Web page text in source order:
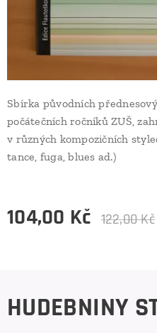
Sbírka původních
počátečních ročníků ZUŠ,
v různých kompozičních
tance, fuga, blues ad.)
104,00 Kč 122,00Kč
HUDEBNINY